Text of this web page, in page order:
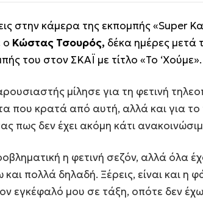
στην κάμερα της εκπομπής «Super
ο Κώστας Τσουρός, δέκα ημέρες μετά
του στον ΣΚΑΪ με τίτλο «Το ‘Χούμε».
μίλησε για τη φετινή
που κρατά από αυτή, αλλά και για το
πως δεν έχει ακόμη κάτι
η φετινή σεζόν, αλλά όλα
και πολλά δηλαδή. Ξέρεις, είναι και
εγκέφαλό μου σε τάξη, οπότε δεν